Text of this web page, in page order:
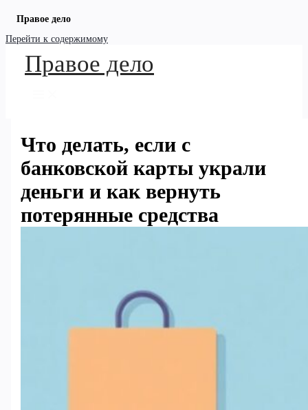
Правое дело
Перейти к содержимому
Правое дело
Что делать, если с
банковской карты украли
деньги и как вернуть
потерянные средства